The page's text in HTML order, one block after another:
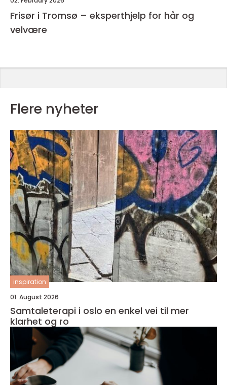
Frisør i Tromsø – eksperthjelp for hår og
velvære
Flere nyheter
inspiration
01. August 2026
Samtaleterapi i oslo en enkel vei til mer
klarhet og ro